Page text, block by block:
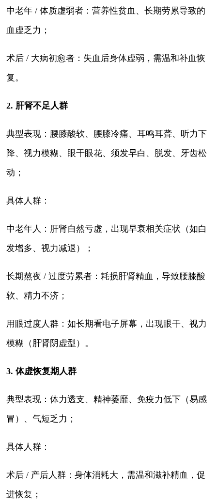
中老年 / 体质虚弱者：营养性贫血、长期劳累导致的
血虚乏力；
术后 / 大病初愈者：失血后身体虚弱，需温和补血恢
复。
2. 肝肾不足人群
典型表现：腰膝酸软、腰膝冷痛、耳鸣耳聋、听力下
降、视力模糊、眼干眼花、须发早白、脱发、牙齿松
动；
具体人群：
中老年人：肝肾自然亏虚，出现早衰相关症状（如白
发增多、视力减退）；
长期熬夜 / 过度劳累者：耗损肝肾精血，导致腰膝酸
软、精力不济；
用眼过度人群：如长期看电子屏幕，出现眼干、视力
模糊（肝肾阴虚型）。
3. 体虚恢复期人群
典型表现：体力透支、精神萎靡、免疫力低下（易感
冒）、气短乏力；
具体人群：
术后 / 产后人群：身体消耗大，需温和滋补精血，促
进恢复；